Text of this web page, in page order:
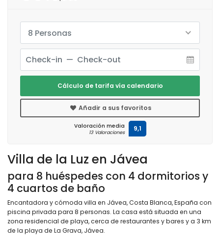
Villa de la Luz en Jávea
para 8 huéspedes con 4 dormitorios y
4 cuartos de baño
Encantadora y cómoda villa en Jávea, Costa Blanca, España con
piscina privada para 8 personas. La casa está situada en una
zona residencial de playa, cerca de restaurantes y bares y a 3 km
de la playa de La Grava, Jávea.
8 Personas
Cálculo de tarifa vía calendario
Añadir a sus favoritos
Valoración media
13 Valoraciones 9,1